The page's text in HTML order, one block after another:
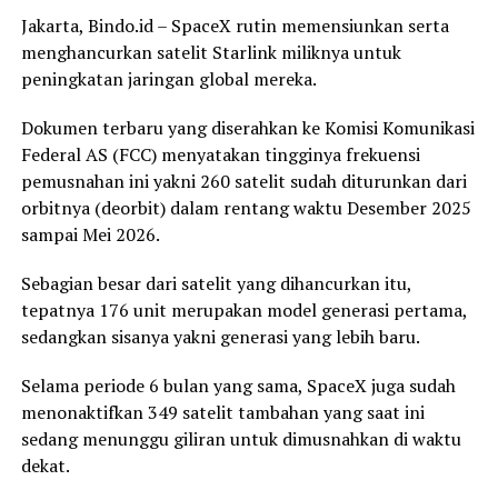
Jakarta, Bindo.id – SpaceX rutin memensiunkan serta
menghancurkan satelit Starlink miliknya untuk
peningkatan jaringan global mereka.
Dokumen terbaru yang diserahkan ke Komisi Komunikasi
Federal AS (FCC) menyatakan tingginya frekuensi
pemusnahan ini yakni 260 satelit sudah diturunkan dari
orbitnya (deorbit) dalam rentang waktu Desember 2025
sampai Mei 2026.
Sebagian besar dari satelit yang dihancurkan itu,
tepatnya 176 unit merupakan model generasi pertama,
sedangkan sisanya yakni generasi yang lebih baru.
Selama periode 6 bulan yang sama, SpaceX juga sudah
menonaktifkan 349 satelit tambahan yang saat ini
sedang menunggu giliran untuk dimusnahkan di waktu
dekat.